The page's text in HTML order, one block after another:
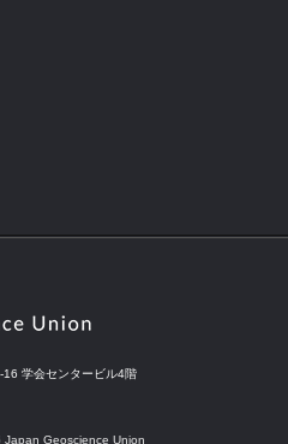
学会センタービル4階
Geoscience Union